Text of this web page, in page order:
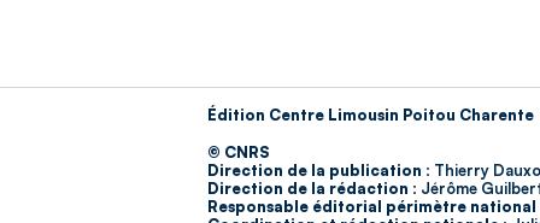
Édition Centre Limousin Poitou Charente
© CNRS
Direction de la publication : Thierry
Direction de la rédaction : Jérôme
Responsable éditorial périmètre national